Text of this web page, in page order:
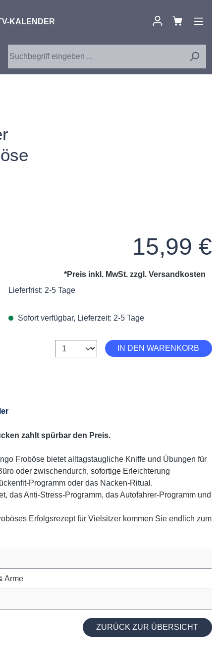
KALENDER
15,99 €
*Preis inkl. MwSt. zzgl. Versandkosten
Lieferfrist: 2-5 Tage
Sofort verfügbar, Lieferzeit: 2-5 Tage
Anzahl IN DEN WARENKORB
zahlt spürbar den Preis.
Froböse bietet alltagstaugliche Kniffe und Übungen für
oder zwischendurch, sofortige Erleichterung
Programm oder das Nacken-Ritual.
das Anti-Stress-Programm, das Autofahrer-Programm und
Erfolgsrezept für Vielsitzer kommen Sie endlich zum
Arme
ZURÜCK ZUR ÜBERSICHT